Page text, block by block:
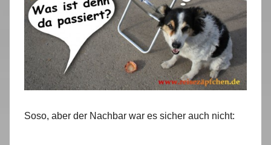
Soso, aber der Nachbar war es sicher auch nicht: